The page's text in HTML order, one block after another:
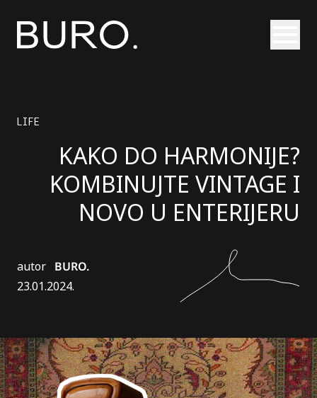
LIFE
KAKO DO HARMONIJE?
KOMBINUJTE VINTAGE I
NOVO U ENTERIJERU
autor BURO.
23.01.2024.